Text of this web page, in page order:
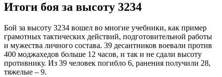
Итоги боя за высоту 3234
Бой за высоту 3234 вошел во многие учебники, как пример
грамотных тактических действий, подготовительной работы
и мужества личного состава. 39 десантников воевали против
400 моджахедов больше 12 часов, и так и не сдали высоту
противнику. Из 39 человек погибло 6, ранения получили 28,
тяжелые – 9.